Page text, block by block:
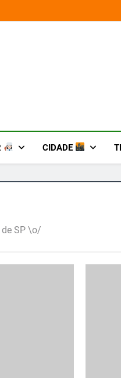
traz a força das
CIDADE
SP \o/